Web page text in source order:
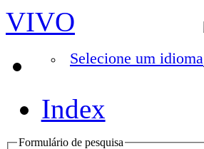
VIVO
Selecione um idioma
Index
Formulário de pesquisa